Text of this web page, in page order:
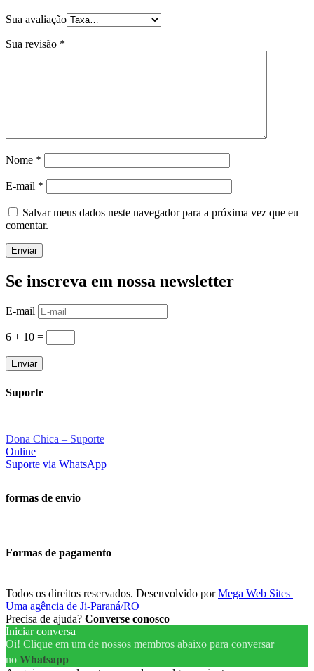
Sua avaliação
Sua revisão *
Nome *
E-mail *
Salvar meus dados neste navegador para a próxima vez que eu
comentar.
Enviar
Se inscreva em nossa newsletter
E-mail
6 + 10 =
Enviar
Suporte
Dona Chica – Suporte
Online
Suporte via WhatsApp
formas de envio
Formas de pagamento
Todos os direitos reservados. Desenvolvido porMega Web Sites |
Uma agência de Ji-Paraná/RO
Precisa de ajuda? Converse conosco
Iniciar conversa
Oi! Clique em um de nossos membros abaixo para conversar
no Whatsapp